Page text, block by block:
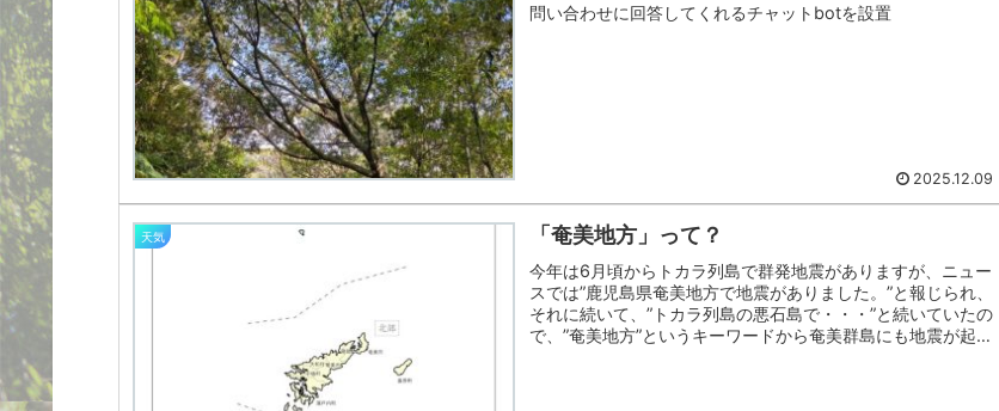
問い合わせに回答してくれるチャットbotを設置
2025.12.09
天気 「奄美地方」って？
今年は6月頃からトカラ列島で群発地震がありますが、ニュー
スでは”鹿児島県奄美地方で地震がありました。”と報じられ、
それに続いて、”トカラ列島の悪石島で・・・”と続いていたの
で、”奄美地方”というキーワードから奄美群島にも地震が起き